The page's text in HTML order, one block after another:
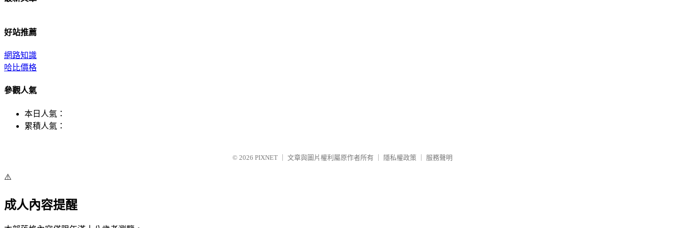
好站推薦
網路知識
哈比價格
參觀人氣
本日人氣：
累積人氣：
© 2026 PIXNET 文章與圖片權利屬原作者所有 隱私權政策 服務聲明
⚠️
成人內容提醒